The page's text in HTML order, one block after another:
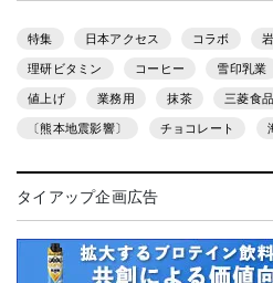
特集 日本アクセス コラボ
理研ビタミン コーヒー 雪印乳業
値上げ 業務用 抹茶 三菱食品
〔熊本地震影響〕 チョコレート
タイアップ企画広告